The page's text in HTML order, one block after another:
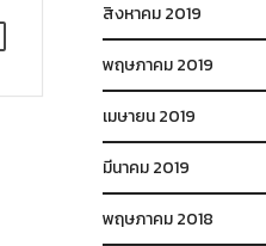
สิงหาคม 2019
พฤษภาคม 2019
เมษายน 2019
มีนาคม 2019
พฤษภาคม 2018